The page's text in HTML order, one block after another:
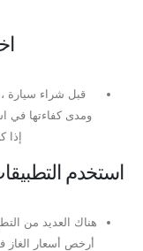
قبل شراء سيارة ،
ومدى كفاءتها في
إذا
استخدم
هناك العديد من
أرخص أسعار